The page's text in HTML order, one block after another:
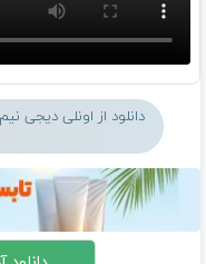
دانلود از اونلی دیجی